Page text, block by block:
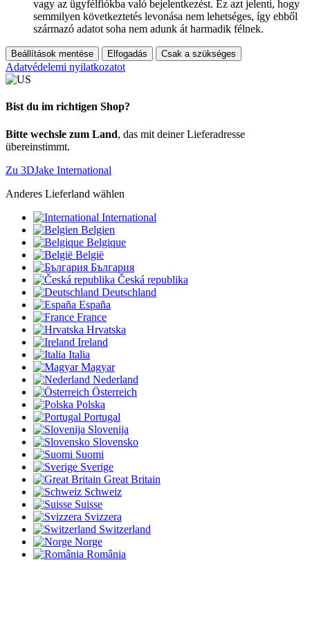
vagy az ügyfélfiókba való bejelentkezést. Ez azt jelenti, hogy
semmilyen következtetés levonása nem lehetséges, így ebből
származó adatot soha nem adunk át harmadik félnek.
Beállítások mentése Elfogadás Csak a szükséges
Adatvédelemi nyilatkozatot
Bist du im richtigen Shop?
Bitte wechsle zum Land, das mit deiner Lieferadresse
übereinstimmt.
Zu 3DJake International
Anderes Lieferland wählen
International
Belgien
Belgique
België
България
Česká republika
Deutschland
España
France
Hrvatska
Ireland
Italia
Magyar
Nederland
Österreich
Polska
Portugal
Slovenija
Slovensko
Suomi
Sverige
Great Britain
Schweiz
Suisse
Svizzera
Switzerland
Norge
România